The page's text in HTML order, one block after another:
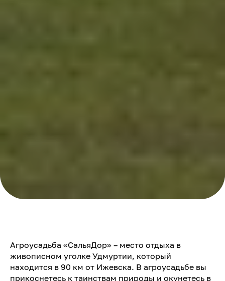
Агроусадьба «СальяДор» – место отдыха в
живописном уголке Удмуртии, который
находится в 90 км от Ижевска. В агроусадьбе вы
прикоснетесь к таинствам природы и окунетесь в